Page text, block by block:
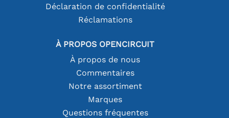
Déclaration de confidentialité
Réclamations
À PROPOS OPENCIRCUIT
À propos de nous
Commentaires
Notre assortiment
Marques
Questions fréquentes